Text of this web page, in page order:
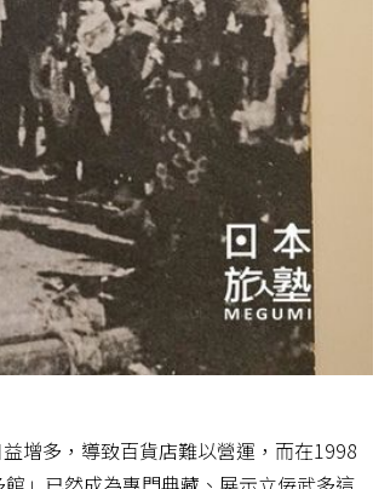
增多，導致百貨店難以營運，而在1998